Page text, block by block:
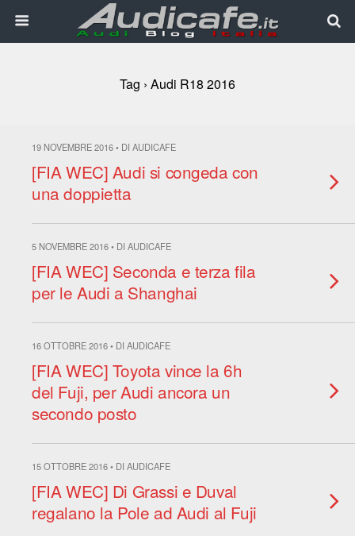
Tag › Audi R18 2016
19 NOVEMBRE 2016 • DI AUDICAFE
[FIA WEC] Audi si congeda con
una doppietta
5 NOVEMBRE 2016 • DI AUDICAFE
[FIA WEC] Seconda e terza fila
per le Audi a Shanghai
16 OTTOBRE 2016 • DI AUDICAFE
[FIA WEC] Toyota vince la 6h
del Fuji, per Audi ancora un
secondo posto
15 OTTOBRE 2016 • DI AUDICAFE
[FIA WEC] Di Grassi e Duval
regalano la Pole ad Audi al Fuji